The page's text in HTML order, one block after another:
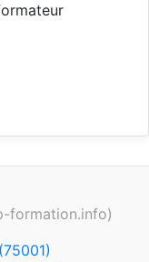
formation.info)